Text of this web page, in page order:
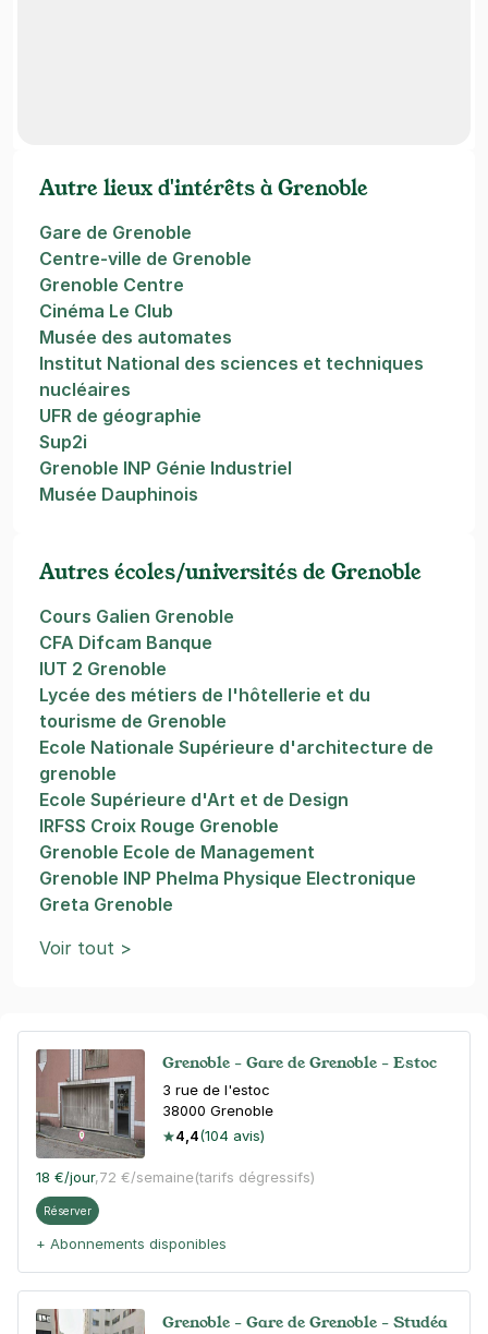
Grenoble - Gare de Grenoble - Estoc
3 rue de l'estoc
38000 Grenoble
4,4(104 avis)
18 €/jour,72 €/semaine(tarifs dégressifs)
Réserver
+ Abonnements disponibles
Grenoble - Gare de Grenoble - Studéa
Autre lieux d'intérêts à Grenoble
Gare de Grenoble
Centre-ville de Grenoble
Grenoble Centre
Cinéma Le Club
Musée des automates
Institut National des sciences et techniques
nucléaires
UFR de géographie
Sup2i
Grenoble INP Génie Industriel
Musée Dauphinois
Autres écoles/universités de Grenoble
Cours Galien Grenoble
CFA Difcam Banque
IUT 2 Grenoble
Lycée des métiers de l'hôtellerie et du
tourisme de Grenoble
Ecole Nationale Supérieure d'architecture de
grenoble
Ecole Supérieure d'Art et de Design
IRFSS Croix Rouge Grenoble
Grenoble Ecole de Management
Grenoble INP Phelma Physique Electronique
Greta Grenoble
Voir tout >